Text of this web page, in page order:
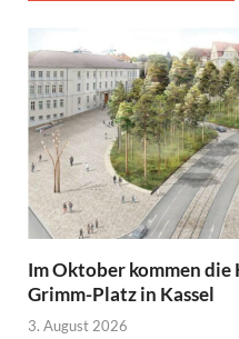
Im Oktober kommen
Grimm-Platz in Kassel
3. August 2026